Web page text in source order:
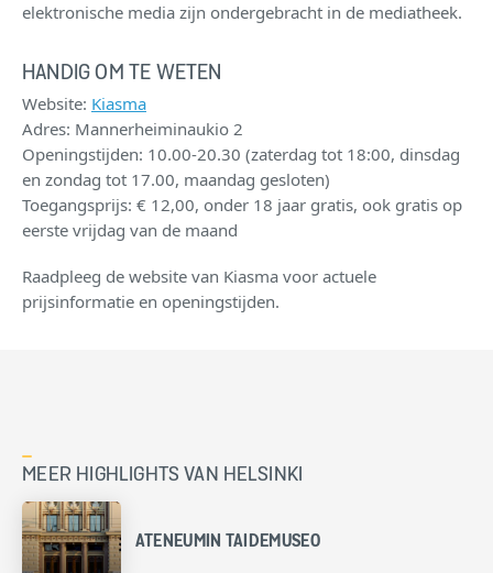
elektronische media zijn ondergebracht in de mediatheek.
HANDIG OM TE WETEN
Website: Kiasma
Adres: Mannerheiminaukio 2
Openingstijden: 10.00-20.30 (zaterdag tot 18:00, dinsdag
en zondag tot 17.00, maandag gesloten)
Toegangsprijs: € 12,00, onder 18 jaar gratis, ook gratis op
eerste vrijdag van de maand
Raadpleeg de website van Kiasma voor actuele
prijsinformatie en openingstijden.
MEER HIGHLIGHTS VAN HELSINKI
ATENEUMIN TAIDEMUSEO